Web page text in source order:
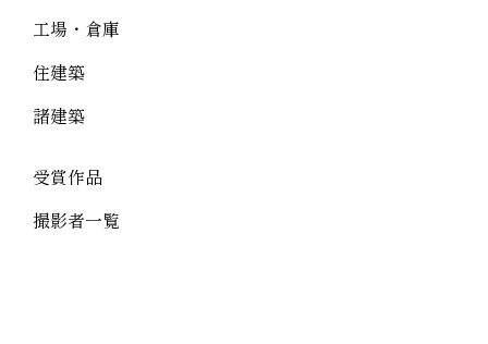
工場・倉庫
住建築
諸建築
受賞作品
撮影者一覧